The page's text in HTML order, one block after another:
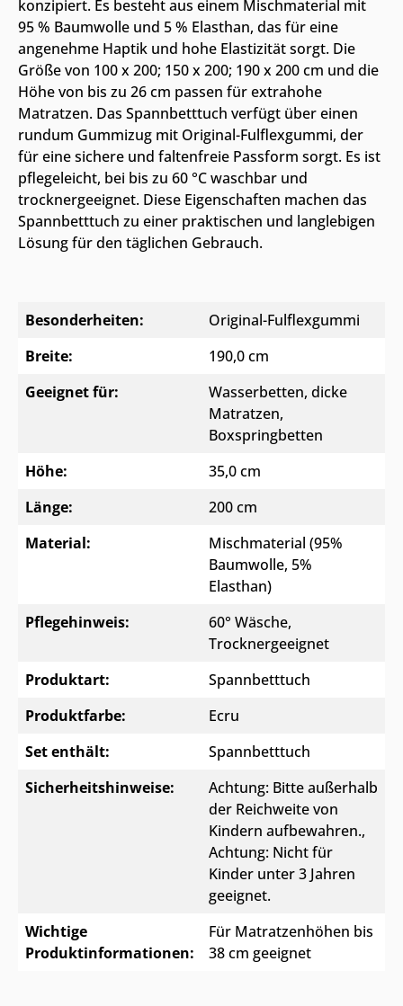
konzipiert. Es besteht aus einem Mischmaterial mit
95 % Baumwolle und 5 % Elasthan, das für eine
angenehme Haptik und hohe Elastizität sorgt. Die
Größe von 100 x 200; 150 x 200; 190 x 200 cm und die
Höhe von bis zu 26 cm passen für extrahohe
Matratzen. Das Spannbetttuch verfügt über einen
rundum Gummizug mit Original-Fulflexgummi, der
für eine sichere und faltenfreie Passform sorgt. Es ist
pflegeleicht, bei bis zu 60 °C waschbar und
trocknergeeignet. Diese Eigenschaften machen das
Spannbetttuch zu einer praktischen und langlebigen
Lösung für den täglichen Gebrauch.
Besonderheiten:
Original-Fulflexgummi
Breite:
190,0 cm
Geeignet für:
Wasserbetten, dicke
Matratzen,
Boxspringbetten
Höhe:
35,0 cm
Länge:
200 cm
Material:
Mischmaterial (95%
Baumwolle, 5%
Elasthan)
Pflegehinweis:
60° Wäsche,
Trocknergeeignet
Produktart:
Spannbetttuch
Produktfarbe:
Ecru
Set enthält:
Spannbetttuch
Sicherheitshinweise:
Achtung: Bitte außerhalb
der Reichweite von
Kindern aufbewahren.,
Achtung: Nicht für
Kinder unter 3 Jahren
geeignet.
Wichtige
Produktinformationen:
Für Matratzenhöhen bis
38 cm geeignet